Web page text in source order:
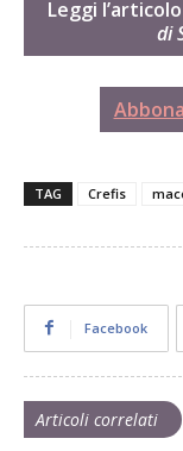
Leggi
di
TAG Crefis
Facebook
Articoli correlati